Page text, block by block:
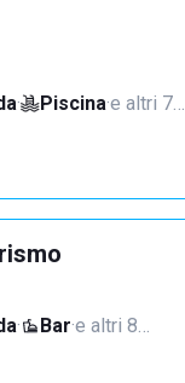
· Piscina·e altri 7…
· Bar·e altri 8…